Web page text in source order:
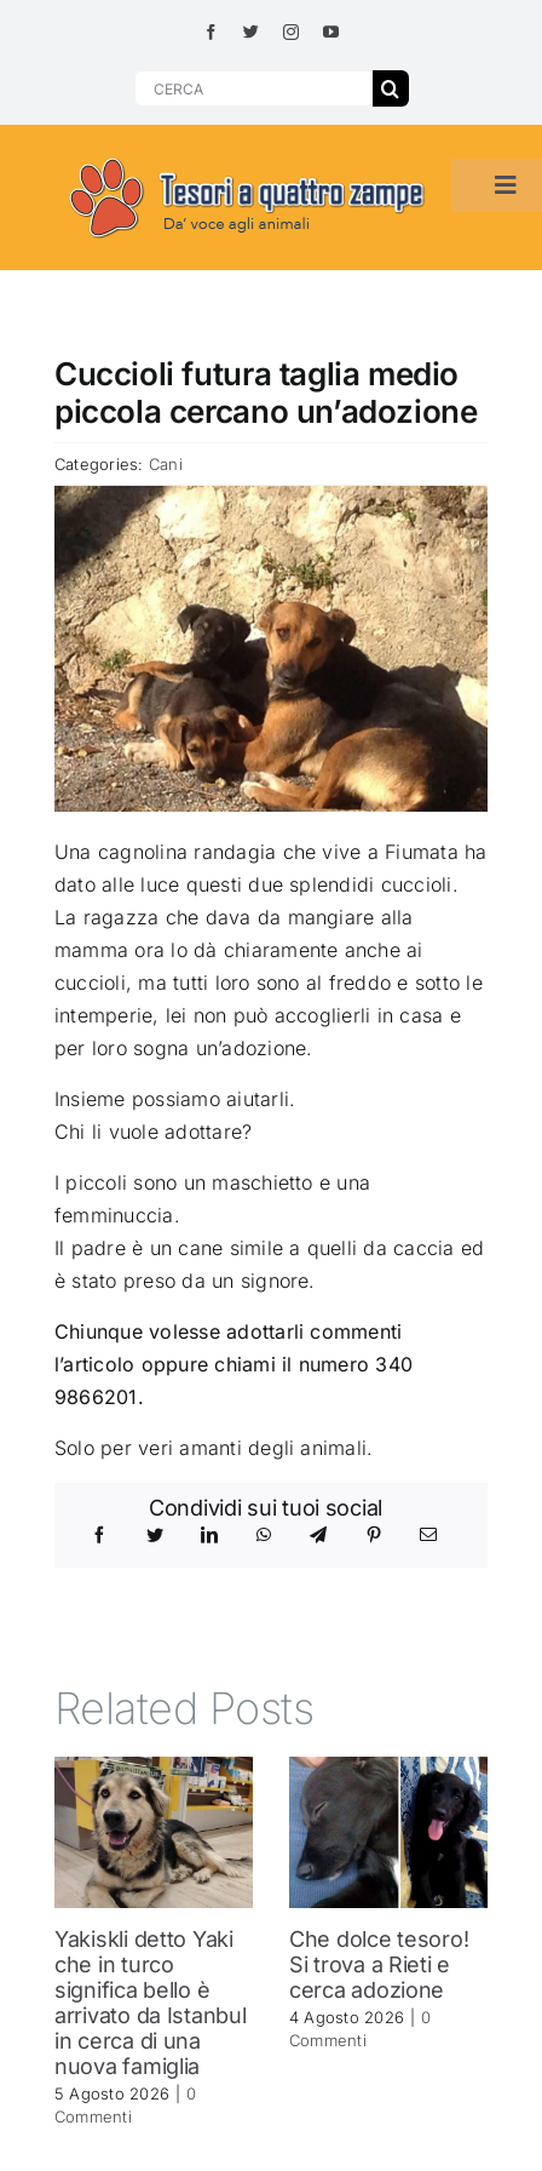
Search
HOME
SMARRITI O DA ADOTTARE
ADOTTATI O RITROVATI
ATTUALITÀ
VIDEO
CHI SIAMO
SEMPRE CON ME
Cuccioli futura taglia medio
piccola cercano un’adozione
Categories: Cani
Una cagnolina randagia che vive a Fiumata ha
dato alle luce questi due splendidi cuccioli.
La ragazza che dava da mangiare alla
mamma ora lo dà chiaramente anche ai
cuccioli, ma tutti loro sono al freddo e sotto le
intemperie, lei non può accoglierli in casa e
per loro sogna un’adozione.
Insieme possiamo aiutarli.
Chi li vuole adottare?
I piccoli sono un maschietto e una
femminuccia.
Il padre è un cane simile a quelli da caccia ed
è stato preso da un signore.
Chiunque volesse adottarli commenti
l’articolo oppure chiami il numero 340
9866201.
Solo per veri amanti degli animali.
Condividi sui tuoi social
Related Posts
Yakiskli detto Yaki
che in turco
significa bello è
arrivato da Istanbul
in cerca di una
nuova famiglia
5 Agosto 2026
0
Commenti
Che dolce tesoro!
Si trova a Rieti e
cerca adozione
4 Agosto 2026
0
Commenti